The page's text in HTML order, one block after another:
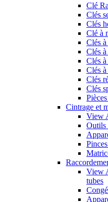
Clé
Clés
Clés
Clé à
Clés
Clés
Clés
Clés
Clés
Clés
Cintrage et
View
Outils
View
tubes